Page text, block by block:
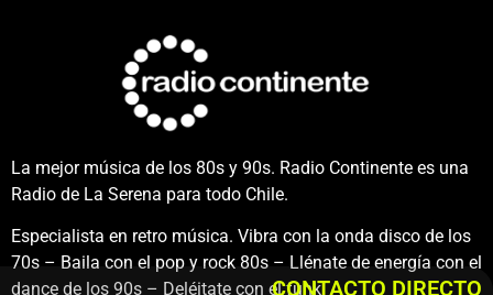
La mejor música de los 80s y 90s. Radio Continente es una
Radio de La Serena para todo Chile.
Especialista en retro música. Vibra con la onda disco de los
70s – Baila con el pop y rock 80s – Llénate de energía con el
dance de los 90s – Deléitate con el funk.CONTACTO DIRECTO